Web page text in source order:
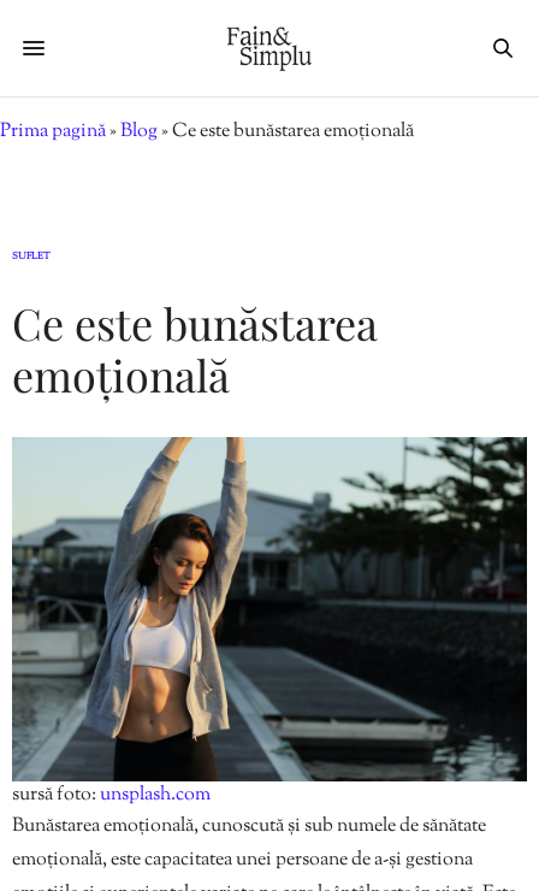
Prima pagină»Blog»Ce este bunăstarea emoțională
SUFLET
Ce este bunăstarea
emoțională
sursă foto:unsplash.com
Bunăstarea emoțională, cunoscută și sub numele de sănătate
emoțională, este capacitatea unei persoane de a-și gestiona